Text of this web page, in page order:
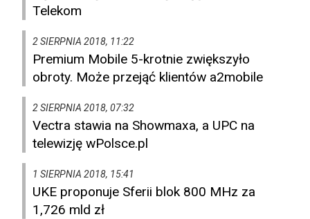
Telekom
2 SIERPNIA 2018, 11:22
Premium Mobile 5-krotnie zwiększyło
obroty. Może przejąć klientów a2mobile
2 SIERPNIA 2018, 07:32
Vectra stawia na Showmaxa, a UPC na
telewizję wPolsce.pl
1 SIERPNIA 2018, 15:41
UKE proponuje Sferii blok 800 MHz za
1,726 mld zł